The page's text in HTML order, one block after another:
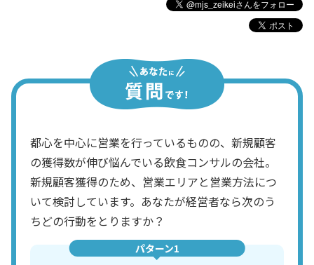
都心を中心に営業を行っているものの、新規顧客
の獲得数が伸び悩んでいる飲食コンサルの会社。
新規顧客獲得のため、営業エリアと営業方法につ
いて検討しています。あなたが経営者なら次のう
ちどの行動をとりますか？
パターン1